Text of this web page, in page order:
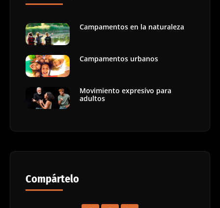
Campamentos en la naturaleza
Campamentos urbanos
Movimiento expresivo para
adultos
Compártelo